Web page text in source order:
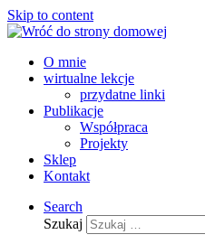
Skip to content
O mnie
wirtualne lekcje
przydatne linki
Publikacje
Współpraca
Projekty
Sklep
Kontakt
Search
Szukaj